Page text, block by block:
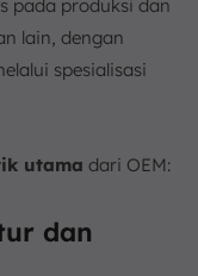
pada produksi dan
lain, dengan
spesialisasi
utama dari OEM:
dan